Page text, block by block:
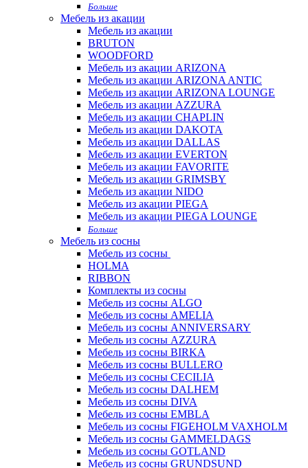
Больше
Мебель из акации
Мебель из акации
BRUTON
WOODFORD
Мебель из акации ARIZONA
Мебель из акации ARIZONA ANTIC
Мебель из акации ARIZONA LOUNGE
Мебель из акации AZZURA
Мебель из акации CHAPLIN
Мебель из акации DAKOTA
Мебель из акации DALLAS
Мебель из акации EVERTON
Мебель из акации FAVORITE
Мебель из акации GRIMSBY
Мебель из акации NIDO
Мебель из акации PIEGA
Мебель из акации PIEGA LOUNGE
Больше
Мебель из сосны
Мебель из сосны
HOLMA
RIBBON
Комплекты из сосны
Мебель из сосны ALGO
Мебель из сосны AMELIA
Мебель из сосны ANNIVERSARY
Мебель из сосны AZZURA
Мебель из сосны BIRKA
Мебель из сосны BULLERO
Мебель из сосны CECILIA
Мебель из сосны DALHEM
Мебель из сосны DIVA
Мебель из сосны EMBLA
Мебель из сосны FIGEHOLM VAXHOLM
Мебель из сосны GAMMELDAGS
Мебель из сосны GOTLAND
Мебель из сосны GRUNDSUND